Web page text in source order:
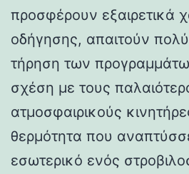
προσφέρουν εξαιρετικά
οδήγησης, απαιτούν
τήρηση των
σχέση με τους
ατμοσφαιρικούς
θερμότητα που
εσωτερικό ενός